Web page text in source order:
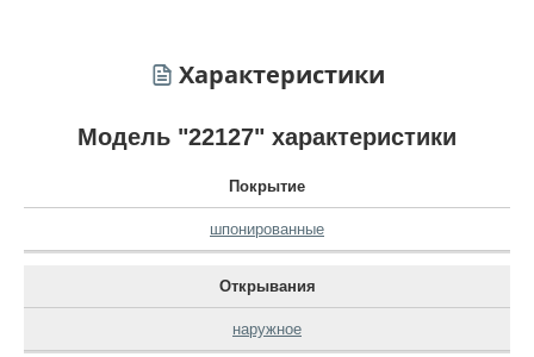
Характеристики
Модель "22127" характеристики
Покрытие
шпонированные
Открывания
наружное